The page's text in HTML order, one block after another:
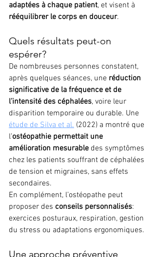
adaptées à chaque patient, et visent à
rééquilibrer le corps en douceur.
Quels résultats peut-on
espérer?
De nombreuses personnes constatent,
après quelques séances, une réduction
significative de la fréquence et de
l’intensité des céphalées, voire leur
disparition temporaire ou durable. Une
étude de Silva et al. (2022) a montré que
l’ostéopathie permettait une
amélioration mesurable des symptômes
chez les patients souffrant de céphalées
de tension et migraines, sans effets
secondaires.
En complément, l’ostéopathe peut
proposer des conseils personnalisés:
exercices posturaux, respiration, gestion
du stress ou adaptations ergonomiques.
Une approche préventive